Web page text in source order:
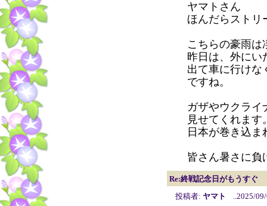
ヤマトさん
ほんだらストリ
こちらの豪雨
昨日は、外にい
出て車に行けな
ですね。
ガザやウクライ
見せてくれます
日本が巻き込
皆さん暑さに負
Re:終戦記念日がもうすぐ
投稿者: ヤマト ..2025/09/